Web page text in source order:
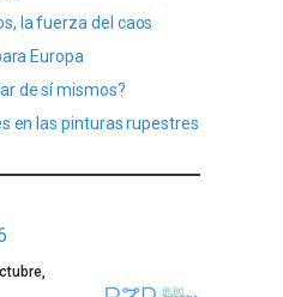
la fuerza del caos
Europa
de sí mismos?
en las pinturas rupestres